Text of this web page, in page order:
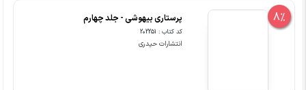
8% پرستاری بیهوشی - جلد چهارم
کد کتاب : 202251
انتشارات حیدری